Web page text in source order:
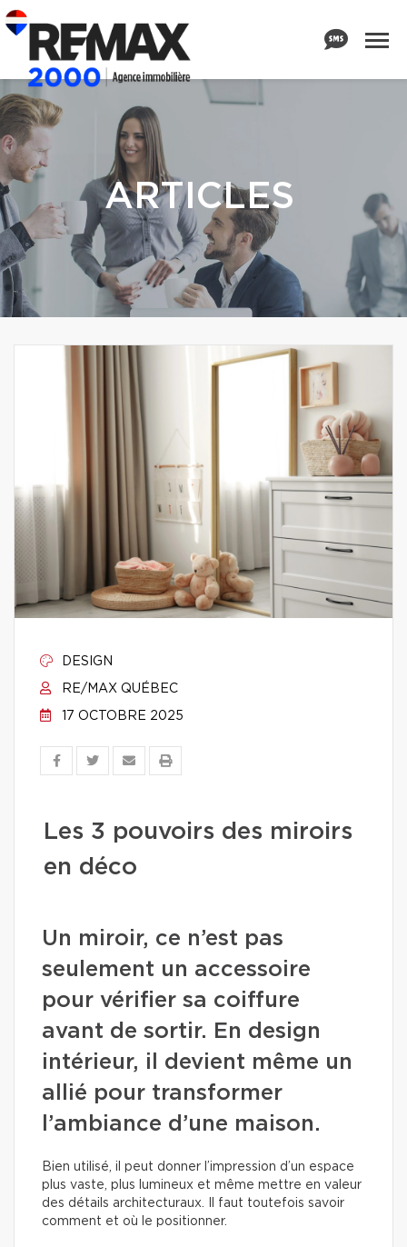
ARTICLES
DESIGN
RE/MAX QUÉBEC
17 OCTOBRE 2025
Les 3 pouvoirs des miroirs
en déco
Un miroir, ce n’est pas
seulement un accessoire
pour vérifier sa coiffure
avant de sortir. En design
intérieur, il devient même un
allié pour transformer
l’ambiance d’une maison.
Bien utilisé, il peut donner l’impression d’un espace
plus vaste, plus lumineux et même mettre en valeur
des détails architecturaux. Il faut toutefois savoir
comment et où le positionner.